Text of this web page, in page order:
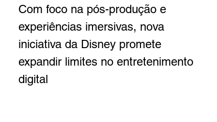
Com foco na pós-produção e
experiências imersivas, nova
iniciativa da Disney promete
expandir limites no entretenimento
digital